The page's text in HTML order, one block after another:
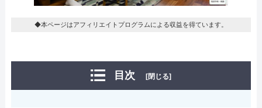
◆本ページはアフィリエイトプログラムによる収益を得ています。
目次 [閉じる]